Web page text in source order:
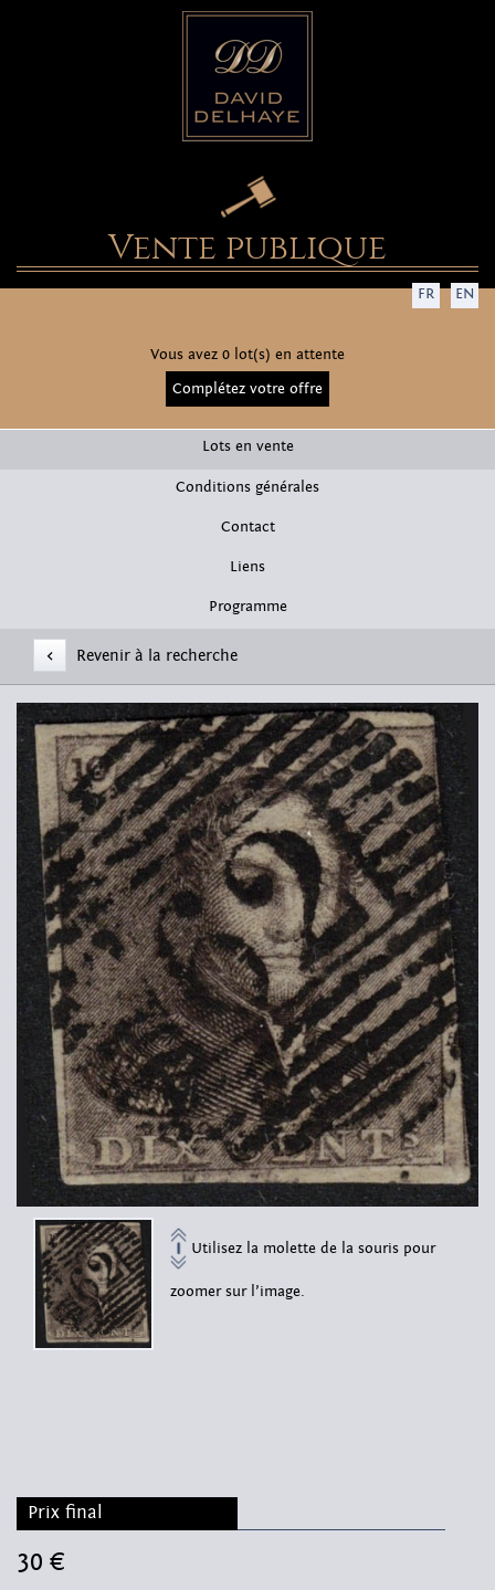
Vente publique
FR EN
Vous avez 0 lot(s) en attente
Complétez votre offre
Lots en vente
Conditions générales
Contact
Liens
Programme
< Revenir à la recherche
Utilisez la molette de la souris pour
zoomer sur l’image.
Prix final
30 €